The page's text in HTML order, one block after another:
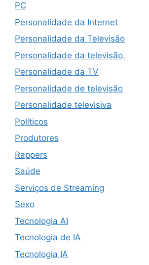
PC
Personalidade da Internet
Personalidade da Televisão
Personalidade da televisão.
Personalidade da TV
Personalidade de televisão
Personalidade televisiva
Políticos
Produtores
Rappers
Saúde
Serviços de Streaming
Sexo
Tecnologia AI
Tecnologia de IA
Tecnologia IA